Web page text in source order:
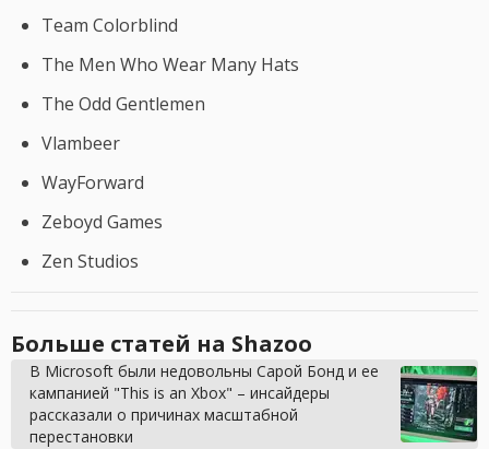
Team Colorblind
The Men Who Wear Many Hats
The Odd Gentlemen
Vlambeer
WayForward
Zeboyd Games
Zen Studios
Больше статей на Shazoo
В Microsoft были недовольны Сарой Бонд и ее
кампанией "This is an Xbox" – инсайдеры
рассказали о причинах масштабной
перестановки